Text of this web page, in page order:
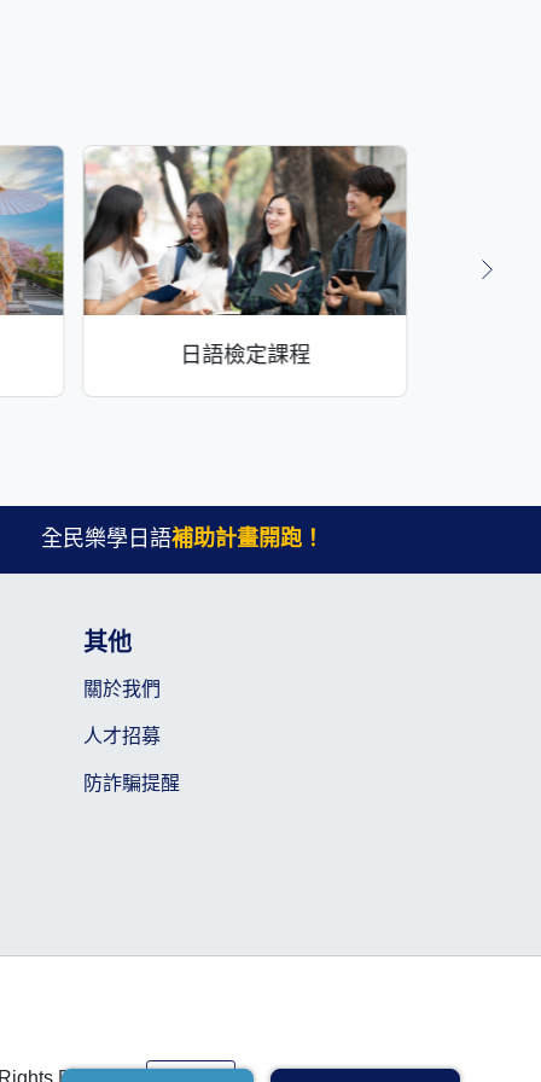
日語檢定課程
全民樂學日語補助計畫開跑！
其他
關於我們
人才招募
防詐騙提醒
Reserved